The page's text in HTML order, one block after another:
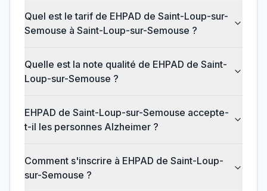
Quel est le tarif de EHPAD de Saint-Loup-sur-
Semouse à Saint-Loup-sur-Semouse ?
Quelle est la note qualité de EHPAD de Saint-
Loup-sur-Semouse ?
EHPAD de Saint-Loup-sur-Semouse accepte-
t-il les personnes Alzheimer ?
Comment s'inscrire à EHPAD de Saint-Loup-
sur-Semouse ?